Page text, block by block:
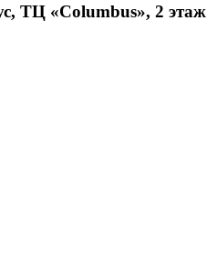
ТЦ «Columbus», 2 этаж